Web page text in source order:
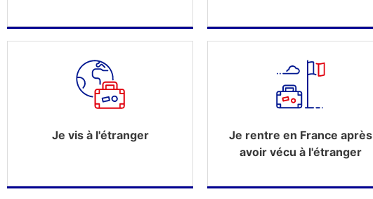
Je vis à l'étranger
Je rentre en France après
avoir vécu à l'étranger